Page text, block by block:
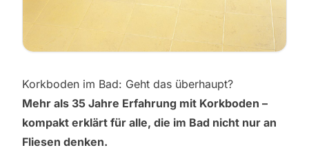
Korkboden im Bad: Geht das überhaupt?
Mehr als 35 Jahre Erfahrung mit Korkboden –
kompakt erklärt für alle, die im Bad nicht nur an
Fliesen denken.